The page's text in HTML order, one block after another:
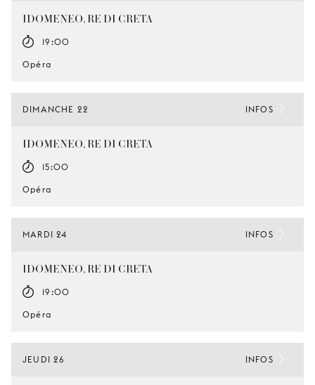
IDOMENEO, RE DI CRETA
19:00
Opéra
DIMANCHE 22
IDOMENEO, RE DI CRETA
15:00
Opéra
INFOS
MARDI 24
IDOMENEO, RE DI CRETA
19:00
Opéra
INFOS
JEUDI 26 INFOS